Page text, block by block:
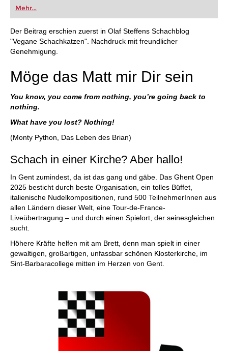
oder bereits auf Turnierniveau spielen: Mit
FRITZ trainieren Sie effizienter, intelligenter und
individueller als je zuvor.
Mehr...
Der Beitrag erschien zuerst in Olaf Steffens Schachblog
"Vegane Schachkatzen". Nachdruck mit freundlicher
Genehmigung.
Möge das Matt mir Dir sein
You know, you come from nothing, you’re going back to
nothing.
What have you lost? Nothing!
(Monty Python, Das Leben des Brian)
Schach in einer Kirche? Aber hallo!
In Gent zumindest, da ist das gang und gäbe. Das Ghent Open
2025 besticht durch beste Organisation, ein tolles Büffet,
italienische Nudelkompositionen, rund 500 TeilnehmerInnen aus
allen Ländern dieser Welt, eine Tour-de-France-
Liveübertragung – und durch einen Spielort, der seinesgleichen
sucht.
Höhere Kräfte helfen mit am Brett, denn man spielt in einer
gewaltigen, großartigen, unfassbar schönen Klosterkirche, im
Sint-Barbaracollege mitten im Herzen von Gent.